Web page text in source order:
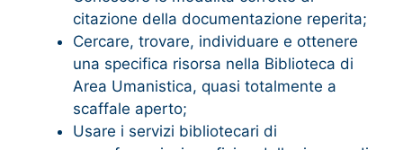
citazione della documentazione reperita;
Cercare, trovare, individuare e ottenere
una specifica risorsa nella Biblioteca di
Area Umanistica, quasi totalmente a
scaffale aperto;
Usare i servizi bibliotecari di